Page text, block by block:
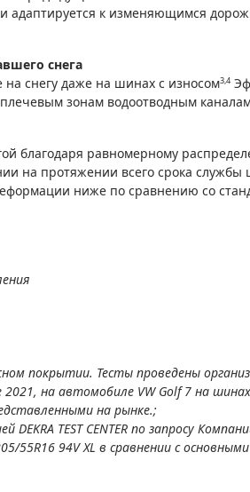
адаптируется к изменяющимся
снега
снегу даже на шинах с износом3,4
зонам водоотводным
благодаря равномерному
на протяжении всего срока
ниже по сравнению со
покрытии. Тесты проведены
на автомобиле VW Golf 7 на шинах
на рынке.;
TEST CENTER по запросу
55R16 94V XL в сравнении с